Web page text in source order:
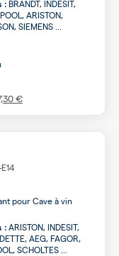
: BRANDT, INDESIT,
ARISTON,
SIEMENS ...
€
pour Cave à vin
: ARISTON, INDESIT,
AEG, FAGOR,
SCHOLTES ...